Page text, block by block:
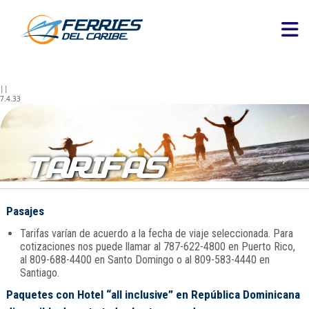
||
7.4.33
TARIFAS
Pasajes
Tarifas varían de acuerdo a la fecha de viaje seleccionada. Para
cotizaciones nos puede llamar al 787-622-4800 en Puerto Rico,
al 809-688-4400 en Santo Domingo o al 809-583-4440 en
Santiago.
Paquetes con Hotel “all inclusive” en República Dominicana